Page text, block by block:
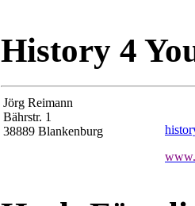
History 4
Jörg Reimann
Bährstr. 1
38889 Blankenburg